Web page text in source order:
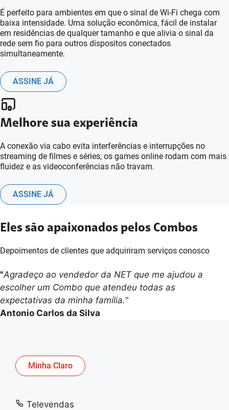
É perfeito para ambientes em que o sinal de Wi-Fi chega com
baixa intensidade. Uma solução econômica, fácil de instalar
em residências de qualquer tamanho e que alivia o sinal da
rede sem fio para outros dispositos conectados
simultaneamente.
ASSINE JÁ
Melhore sua experiência
A conexão via cabo evita interferências e interrupções no
streaming de filmes e séries, os games online rodam com mais
fluidez e as videoconferências não travam.
ASSINE JÁ
Eles são apaixonados pelos Combos
Depoimentos de clientes que adquiriram serviços conosco
5
"Agradeço ao vendedor da NET que me ajudou a
escolher um Combo que atendeu todas as
expectativas da minha família."
Antonio Carlos da Silva
Minha Claro
Televendas